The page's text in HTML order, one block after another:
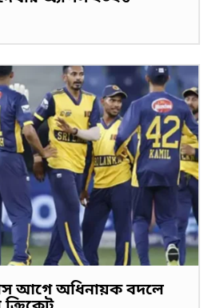
আগে অধিনায়ক বদলে